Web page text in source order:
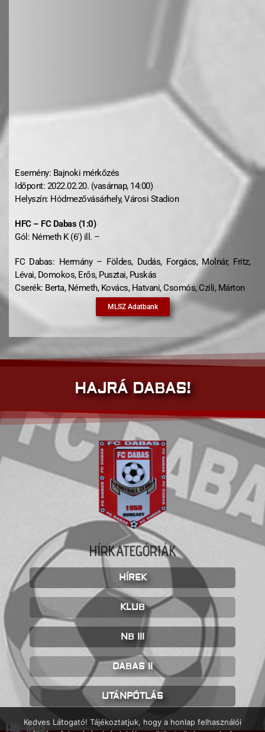
Esemény: Bajnoki mérkőzés
Időpont: 2022.02.20. (vasárnap, 14:00)
Helyszín: Hódmezővásárhely, Városi Stadion
HFC – FC Dabas (1:0)
Gól: Németh K (6′) ill. –
FC Dabas: Hermány – Földes, Dudás, Forgács, Molnár, Fritz,
Lévai, Domokos, Erős, Pusztai, Puskás
Cserék: Berta, Németh, Kovács, Hatvani, Csomós, Czili, Márton
MLSZ Adatbank
HAJRÁ DABAS!
HÍRKATEGÓRIÁK
HÍREK
KLUB
NB III
DABAS II
UTÁNPÓTLÁS
Kedves Látogató! Tájékoztatjuk, hogy a honlap felhasználói